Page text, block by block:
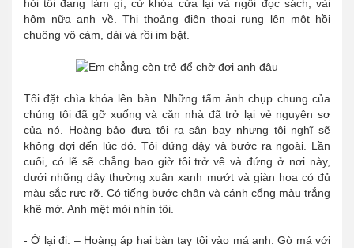
hỏi tôi đang làm gì, cứ khóa cửa lại và ngồi đọc sách, vài
hôm nữa anh về. Thi thoảng điện thoại rung lên một hồi
chuông vô cảm, dài và rồi im bặt.
Tôi đặt chìa khóa lên bàn. Những tấm ảnh chụp chung của
chúng tôi đã gỡ xuống và căn nhà đã trở lại vẻ nguyên sơ
của nó. Hoàng bảo đưa tôi ra sân bay nhưng tôi nghĩ sẽ
không đợi đến lúc đó. Tôi đứng dậy và bước ra ngoài. Lần
cuối, có lẽ sẽ chẳng bao giờ tôi trở về và đứng ở nơi này,
dưới những dây thường xuân xanh mướt và giàn hoa có đủ
màu sắc rực rỡ. Có tiếng bước chân và cánh cổng màu trắng
khẽ mở. Anh mệt mỏi nhìn tôi.
- Ở lại đi. – Hoàng áp hai bàn tay tôi vào má anh. Gò má với